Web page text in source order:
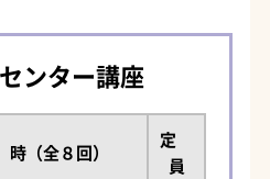
ンター講座
（全８回）
定
員